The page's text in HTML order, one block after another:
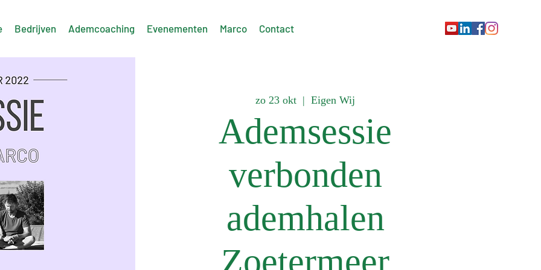
Bedrijven Ademcoaching Evenementen Marco Contact
zo 23 okt
  |
Eigen Wij
Ademsessie
verbonden
ademhalen
Zoetermeer